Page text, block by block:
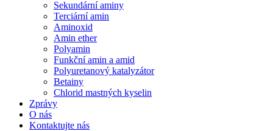
Sekundární aminy
Terciární amin
Aminoxid
Amin ether
Polyamin
Funkční amin a amid
Polyuretanový katalyzátor
Betainy
Chlorid mastných kyselin
Zprávy
O nás
Kontaktujte nás